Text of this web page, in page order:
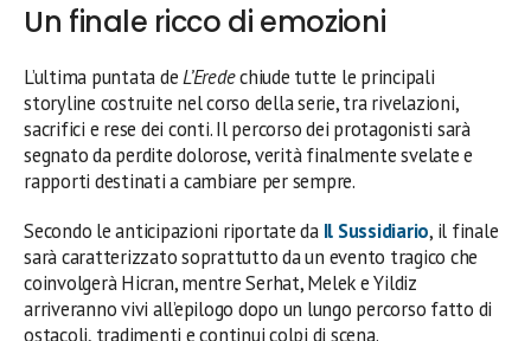
Un finale ricco di emozioni
L’ultima puntata deL’Eredechiude tutte le principali
storyline costruite nel corso della serie, tra rivelazioni,
sacrifici e rese dei conti. Il percorso dei protagonisti sarà
segnato da perdite dolorose, verità finalmente svelate e
rapporti destinati a cambiare per sempre.
Secondo le anticipazioni riportate da Il Sussidiario, il finale
sarà caratterizzato soprattutto da un evento tragico che
coinvolgerà Hicran, mentre Serhat, Melek e Yildiz
arriveranno vivi all’epilogo dopo un lungo percorso fatto di
ostacoli, tradimenti e continui colpi di scena.